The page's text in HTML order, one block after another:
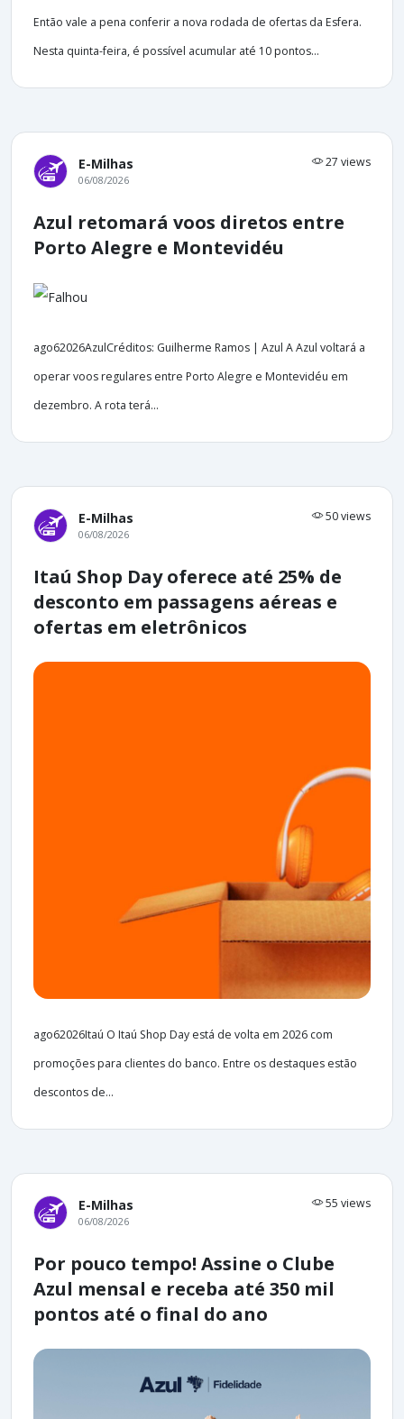
Então vale a pena conferir a nova rodada de ofertas da Esfera.
Nesta quinta-feira, é possível acumular até 10 pontos...
E-Milhas 27 views
06/08/2026
Azul retomará voos diretos entre
Porto Alegre e Montevidéu
ago62026AzulCréditos: Guilherme Ramos | Azul A Azul voltará a
operar voos regulares entre Porto Alegre e Montevidéu em
dezembro. A rota terá...
E-Milhas 50 views
06/08/2026
Itaú Shop Day oferece até 25% de
desconto em passagens aéreas e
ofertas em eletrônicos
ago62026Itaú O Itaú Shop Day está de volta em 2026 com
promoções para clientes do banco. Entre os destaques estão
descontos de...
E-Milhas 55 views
06/08/2026
Por pouco tempo! Assine o Clube
Azul mensal e receba até 350 mil
pontos até o final do ano